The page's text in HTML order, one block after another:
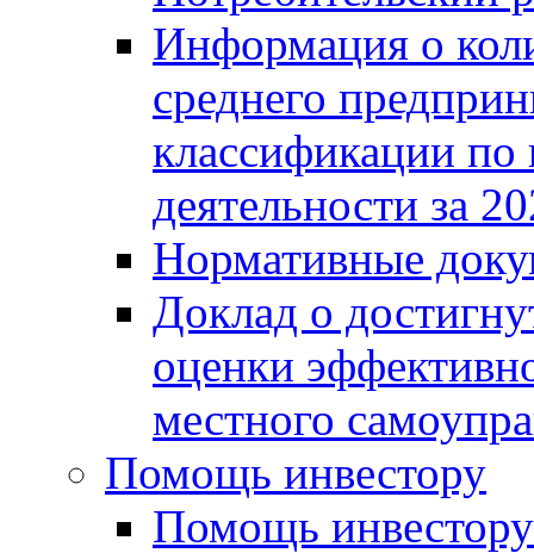
Информация о
среднего
классификации
деятельности за
Нормативные
Доклад о
оценки
местного
Помощь инвестору
Помощь инвестору